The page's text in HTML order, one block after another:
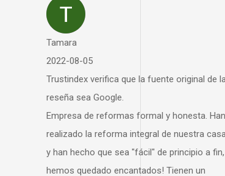
Trustindex verifica que la fuente original de la
reseña sea Google.
Empresa de reformas formal y honesta. Han
realizado la reforma integral de nuestra casa
y han hecho que sea "fácil" de principio a fin,
hemos quedado encantados! Tienen un